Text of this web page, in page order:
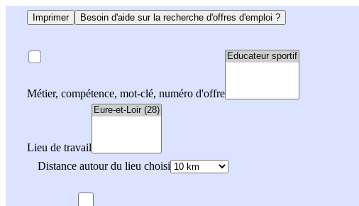
Imprimer Besoin d'aide sur la recherche d'offres d'emploi ?
Métier, compétence, mot-clé, numéro d'offre
Lieu de travail
Distance autour du lieu choisi